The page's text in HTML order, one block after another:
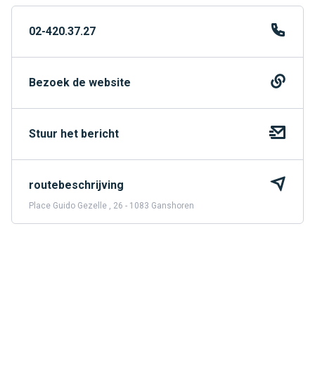
02-420.37.27
Bezoek de website
Stuur het bericht
routebeschrijving
Place Guido Gezelle , 26 - 1083 Ganshoren